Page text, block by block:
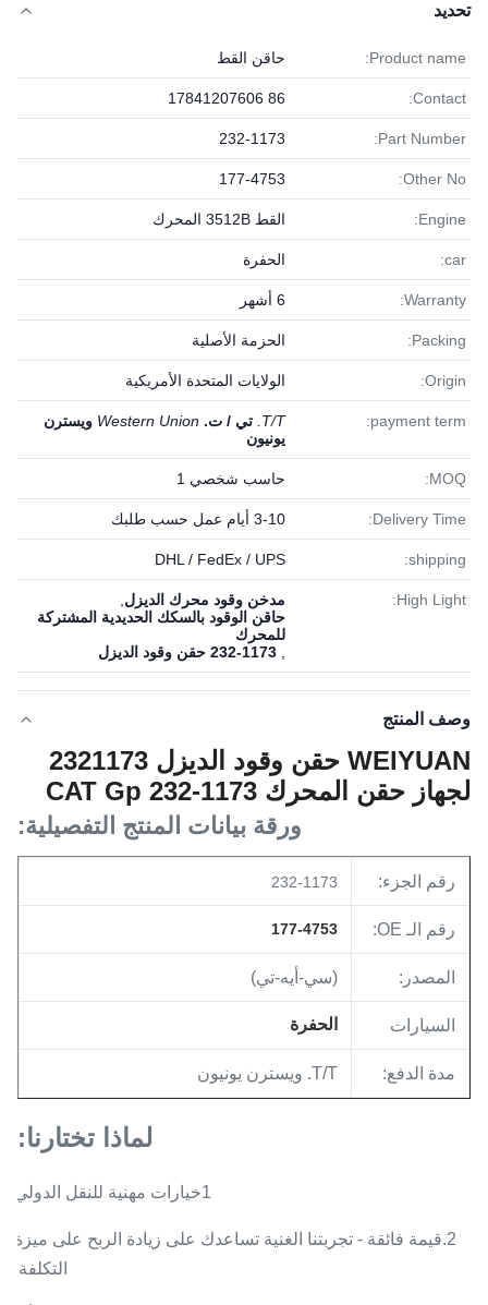
تحديد
Product name: حاقن القط
Contact:
86 17841207606
Part Number:
232-1173
Other No:
177-4753
Engine: القط 3512B المحرك
car: الحفرة
Warranty: 6 أشهر
Packing: الحزمة الأصلية
Origin: الولايات المتحدة الأمريكية
payment term:
T/T. تي / ت. Western Union ويسترن
يونيون
MOQ: حاسب شخصي 1
Delivery Time: 3-10 أيام عمل حسب طلبك
shipping:
DHL / FedEx / UPS
High Light: مدخن وقود محرك الديزل
حاقن الوقود بالسكك الحديدية المشتركة
للمحرك
232-1173 حقن وقود الديزل
وصف المنتج
WEIYUAN حقن وقود الديزل 2321173
لجهاز حقن المحرك CAT Gp 232-1173
ورقة بيانات المنتج التفصيلية:
رقم الجزء: 232-1173
رقم الـ OE: 177-4753
المصدر: (سي-أيه-تي)
السيارات الحفرة
مدة الدفع: T/T. ويسترن يونيون
لماذا تختارنا:
1خيارات مهنية للنقل الدولي
2.قيمة فائقة - تجربتنا الغنية تساعدك على زيادة الربح على ميزة
التكلفة.